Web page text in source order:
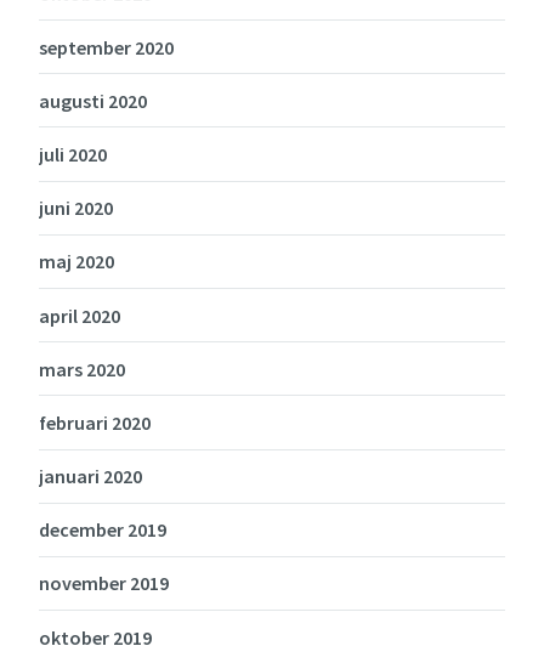
september 2020
augusti 2020
juli 2020
juni 2020
maj 2020
april 2020
mars 2020
februari 2020
januari 2020
december 2019
november 2019
oktober 2019